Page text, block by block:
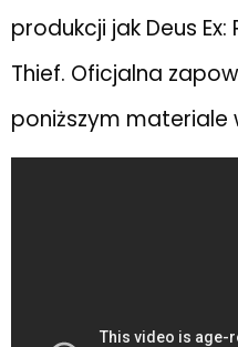
produkcji jak Deus
Thief. Oficjalna
poniższym materiale